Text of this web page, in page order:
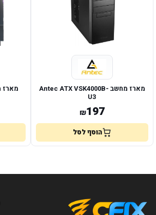
מארז מחשב Antec ATX VSK4000B-
U3
₪197
הוסף לסל